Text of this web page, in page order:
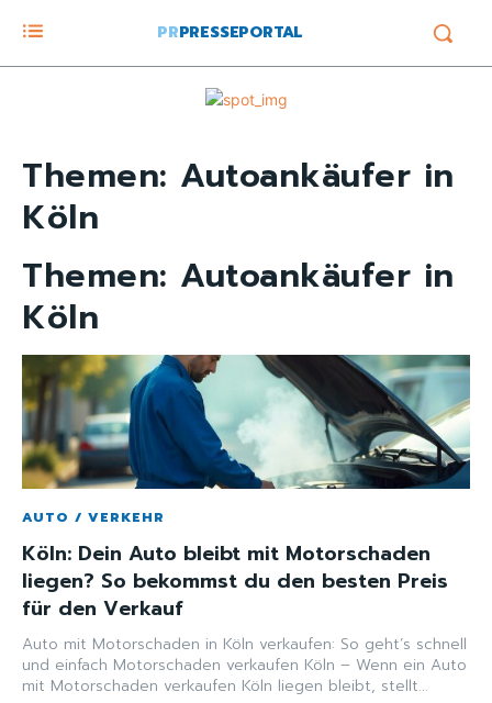
PRPRESSEPORTAL
Themen: Autoankäufer in
Köln
Themen: Autoankäufer in
Köln
AUTO / VERKEHR
Köln: Dein Auto bleibt mit Motorschaden
liegen? So bekommst du den besten Preis
für den Verkauf
Auto mit Motorschaden in Köln verkaufen: So geht’s schnell
und einfach Motorschaden verkaufen Köln – Wenn ein Auto
mit Motorschaden verkaufen Köln liegen bleibt, stellt...